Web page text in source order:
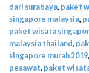
dari surabaya, paket
singapore malaysia,
paket wisata
malaysia thailand,
singapore murah 2019,
pesawat, paket